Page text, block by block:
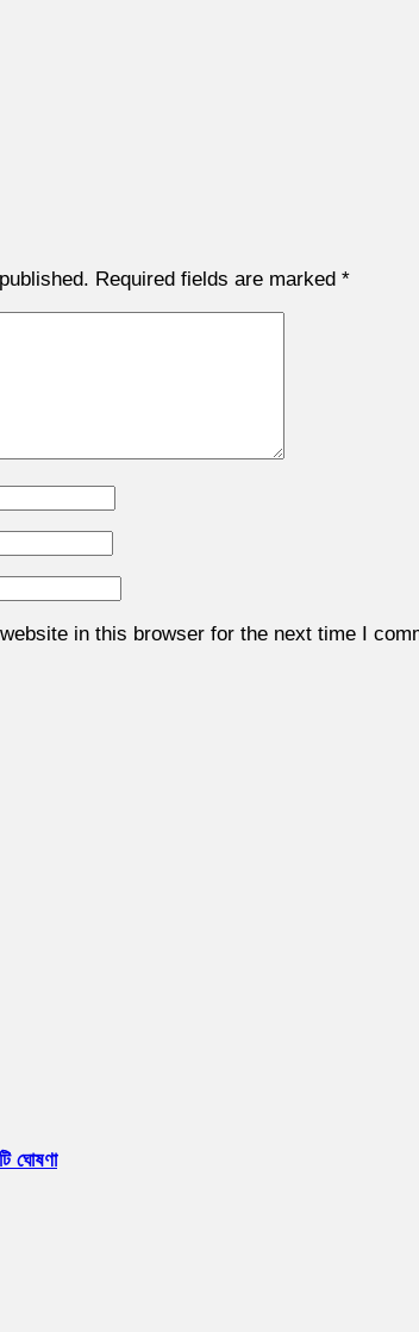
Required fields are marked *
in this browser for the next time I
ঘোষণা